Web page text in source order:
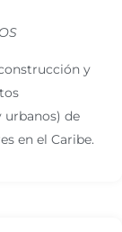
y
urbanos) de
en el Caribe.